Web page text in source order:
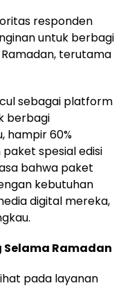
responden
untuk berbagi
terutama
sebagai platform
berbagi
hampir 60%
spesial edisi
bahwa paket
kebutuhan
digital mereka,
Ramadan
pada layanan